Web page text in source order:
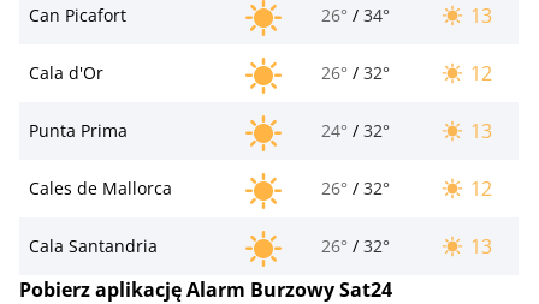
Can Picafort 26° / 34° 13
Cala d'Or 26° / 32° 12
Punta Prima 24° / 32° 13
Cales de Mallorca 26° / 32° 12
Cala Santandria 26° / 32°
13
Pobierz aplikację Alarm Burzowy Sat24